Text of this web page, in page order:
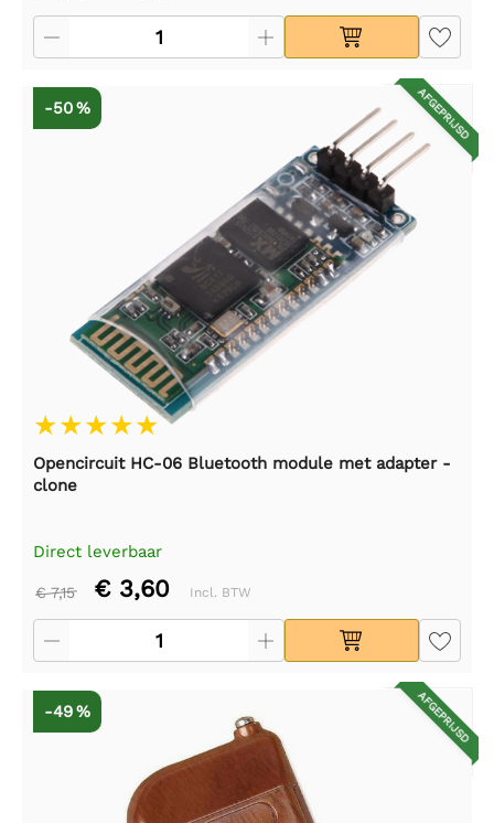
AFGEPRIJSD
-50 %
Opencircuit HC-06 Bluetooth module met adapter -
clone
Direct leverbaar
€ 7,15 € 3,60 Incl. BTW
AFGEPRIJSD
-49 %